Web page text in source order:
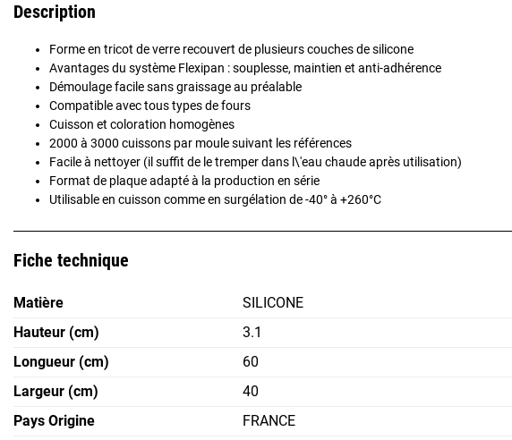
Description
Forme en tricot de verre recouvert de plusieurs couches de silicone
Avantages du système Flexipan : souplesse, maintien et anti-adhérence
Démoulage facile sans graissage au préalable
Compatible avec tous types de fours
Cuisson et coloration homogènes
2000 à 3000 cuissons par moule suivant les références
Facile à nettoyer (il suffit de le tremper dans l\'eau chaude après utilisation)
Format de plaque adapté à la production en série
Utilisable en cuisson comme en surgélation de -40° à +260°C
Fiche technique
Matière
SILICONE
Hauteur (cm)
3.1
Longueur (cm)
60
Largeur (cm)
40
Pays Origine
FRANCE